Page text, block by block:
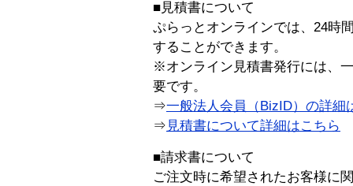
■見積書について
ぷらっとオンラインでは、24時
することができます。
※オンライン見積書発行には、
要です。
⇒一般法人会員（BizID）の詳細
⇒ 見積書について詳細はこちら
■請求書について
ご注文時に希望されたお客様に